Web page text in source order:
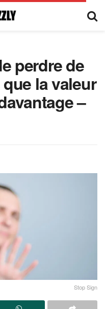
perdre de
que la valeur
–
Stop Sign